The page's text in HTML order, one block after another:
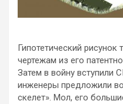
Гипотетический
чертежам из его
Затем в войну вступили
инженеры предложили
скелет». Мол, его